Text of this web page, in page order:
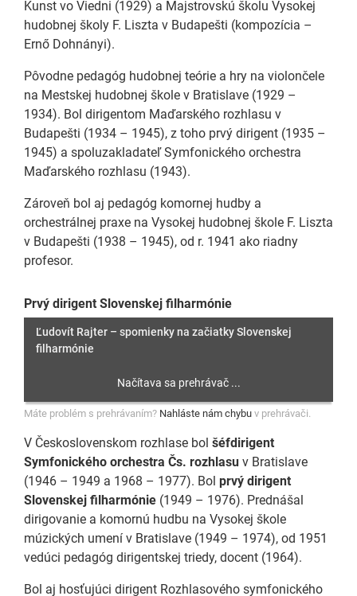
Kunst vo Viedni (1929) a Majstrovskú školu Vysokej
hudobnej školy F. Liszta v Budapešti (kompozícia –
Ernő Dohnányi).
Pôvodne pedagóg hudobnej teórie a hry na violončele
na Mestskej hudobnej škole v Bratislave (1929 –
1934). Bol dirigentom Maďarského rozhlasu v
Budapešti (1934 – 1945), z toho prvý dirigent (1935 –
1945) a spoluzakladateľ Symfonického orchestra
Maďarského rozhlasu (1943).
Zároveň bol aj pedagóg komornej hudby a
orchestrálnej praxe na Vysokej hudobnej škole F. Liszta
v Budapešti (1938 – 1945), od r. 1941 ako riadny
profesor.
Prvý dirigent Slovenskej filharmónie
Ľudovít Rajter – spomienky na začiatky Slovenskej
filharmónie
Máte problém s prehrávaním? Nahláste nám chybu v prehrávači.
V Československom rozhlase bol šéfdirigent
Symfonického orchestra Čs. rozhlasu v Bratislave
(1946 – 1949 a 1968 – 1977). Bol prvý dirigent
Slovenskej filharmónie (1949 – 1976). Prednášal
dirigovanie a komornú hudbu na Vysokej škole
múzických umení v Bratislave (1949 – 1974), od 1951
vedúci pedagóg dirigentskej triedy, docent (1964).
Bol aj hosťujúci dirigent Rozhlasového symfonického